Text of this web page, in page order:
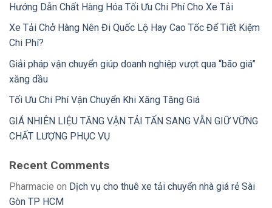
Hướng Dẫn Chất Hàng Hóa Tối Ưu Chi Phí Cho Xe Tải
Xe Tải Chở Hàng Nên Đi Quốc Lộ Hay Cao Tốc Để Tiết Kiệm
Chi Phí?
Giải pháp vận chuyển giúp doanh nghiệp vượt qua “bão giá”
xăng dầu
Tối Ưu Chi Phí Vận Chuyển Khi Xăng Tăng Giá
GIÁ NHIÊN LIỆU TĂNG VẬN TẢI TẤN SANG VẪN GIỮ VỮNG
CHẤT LƯỢNG PHỤC VỤ
Recent Comments
Pharmacie on Dịch vụ cho thuê xe tải chuyển nhà giá rẻ Sài
Gòn TP HCM